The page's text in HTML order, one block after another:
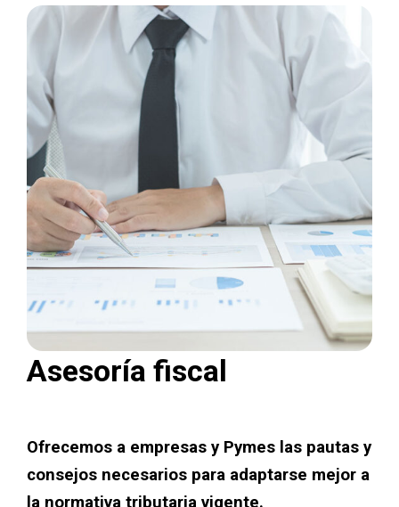
Asesoría fiscal
Ofrecemos a empresas y Pymes las pautas y
consejos necesarios para adaptarse mejor a
la normativa tributaria vigente.